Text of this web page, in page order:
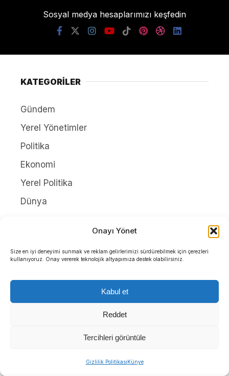
Onayı Yönet
Size en iyi deneyimi sunmak ve reklam gelirlerimizi sürdürebilmek için çerezleri
kullanıyoruz. Onay vererek teknolojik altyapımıza destek olabilirsiniz.
Kabul et
Reddet
Tercihleri görüntüle
Gizlilik PolitikasıKünye
Sosyal medya hesaplarımızı keşfedin
KATEGORİLER
Gündem
Yerel Yönetimler
Politika
Ekonomi
Yerel Politika
Dünya
Hava Durumu
Puan Durumları